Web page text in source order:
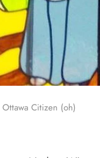
Citizen (oh)